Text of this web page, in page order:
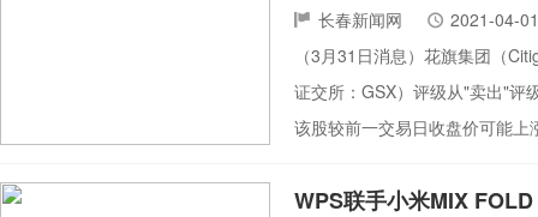
长春新闻网
2021-04-01
（3月31日消息）花旗集团（
证交所：GSX）评级从"卖出"评
该股较前一交易日收盘价可能
WPS联手小米MIX